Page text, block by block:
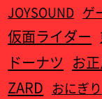
JOYSOUND ゲ
仮面ライダー
ドーナツ お
ZARD おにぎり